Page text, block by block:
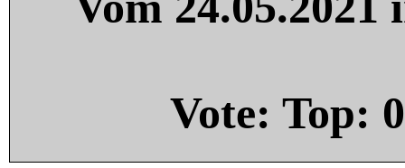
Vote: Top: 0